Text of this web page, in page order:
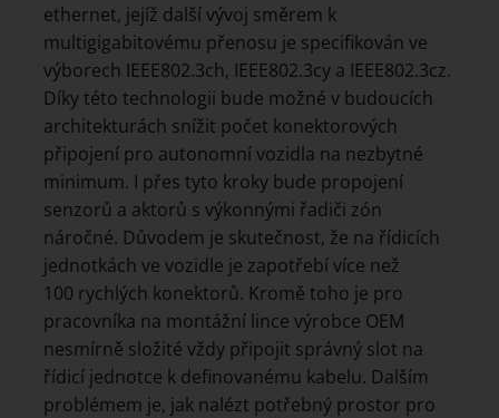
ethernet, jejíž další vývoj směrem k
multigigabitovému přenosu je specifikován ve
výborech IEEE802.3ch, IEEE802.3cy a IEEE802.3cz.
Díky této technologii bude možné v budoucích
architekturách snížit počet konektorových
připojení pro autonomní vozidla na nezbytné
minimum. I přes tyto kroky bude propojení
senzorů a aktorů s výkonnými řadiči zón
náročné. Důvodem je skutečnost, že na řídicích
jednotkách ve vozidle je zapotřebí více než
100 rychlých konektorů. Kromě toho je pro
pracovníka na montážní lince výrobce OEM
nesmírně složité vždy připojit správný slot na
řídicí jednotce k definovanému kabelu. Dalším
problémem je, jak nalézt potřebný prostor pro